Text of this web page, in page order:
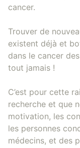
cancer.
Trouver de
existent déjà et
dans le cancer
tout jamais !
C’est pour cette
recherche et que
motivation, les
les personnes
médecins, et des